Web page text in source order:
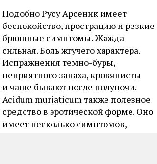
Подобно Русу Арсеник имеет
беспокойство, прострацию и резкие
брюшные симптомы. Жажда
сильная. Боль жгучего характера.
Испражнения темно-буры,
неприятного запаха, кровянисты
и чаще бывают после полуночи.
Acidum muriaticum также полезное
средство в эротической форме. Оно
имеет несколько симптомов,